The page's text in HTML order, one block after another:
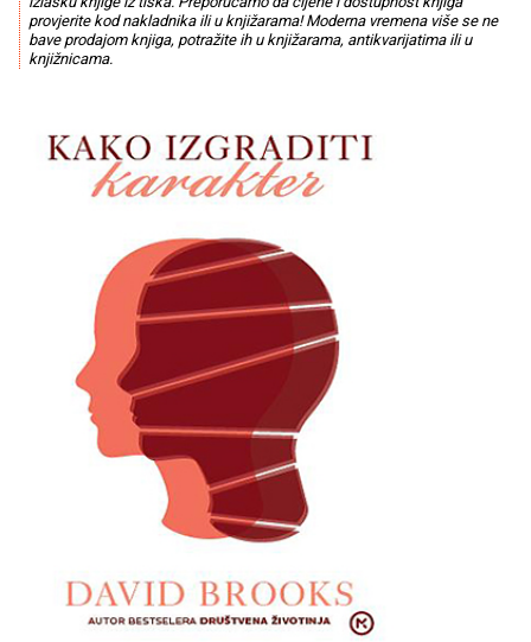
provjerite kod nakladnika ili u knjižarama! Moderna vremena više se ne
bave prodajom knjiga, potražite ih u knjižarama, antikvarijatima ili u
knjižnicama.